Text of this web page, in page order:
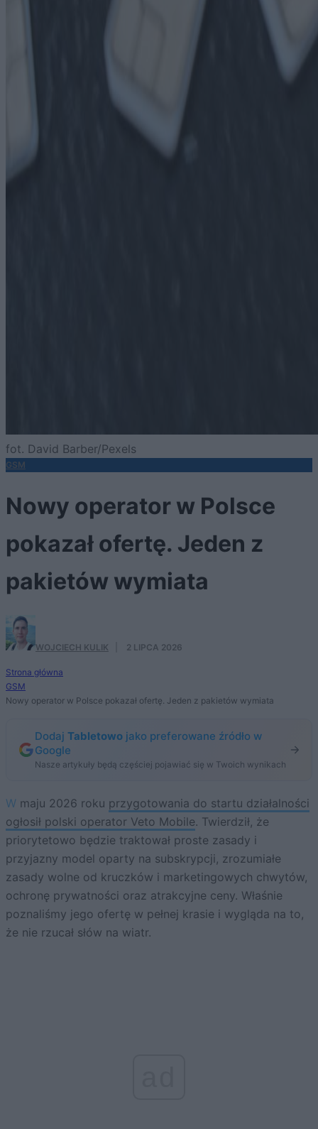
fot. David Barber/Pexels
GSM
Nowy operator w Polsce
pokazał ofertę. Jeden z
pakietów wymiata
WOJCIECH KULIK 2 LIPCA 2026
Strona główna
GSM
Nowy operator w Polsce pokazał ofertę. Jeden z pakietów wymiata
Dodaj Tabletowo jako preferowane źródło w
Google
Nasze artykuły będą częściej pojawiać się w Twoich wynikach
W maju 2026 roku przygotowania do startu działalności
ogłosił polski operator Veto Mobile. Twierdził, że
priorytetowo będzie traktował proste zasady i
przyjazny model oparty na subskrypcji, zrozumiałe
zasady wolne od kruczków i marketingowych chwytów,
ochronę prywatności oraz atrakcyjne ceny. Właśnie
poznaliśmy jego ofertę w pełnej krasie i wygląda na to,
że nie rzucał słów na wiatr.